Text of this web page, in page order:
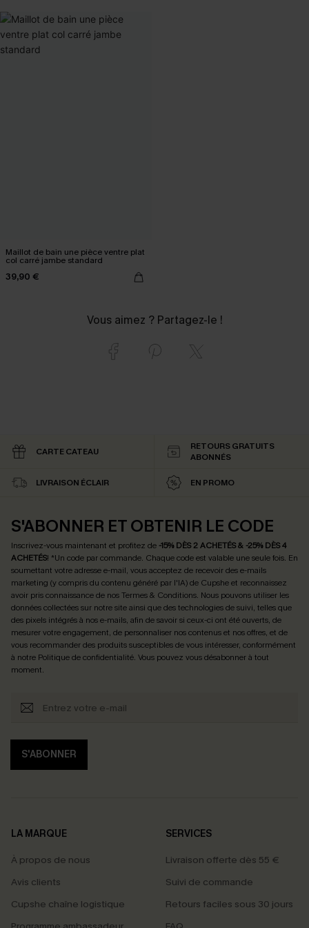
Maillot de bain une pièce ventre plat
col carré jambe standard
39,90 €
Vous aimez ? Partagez-le !
CARTE CATEAU
RETOURS GRATUITS
ABONNÉS
LIVRAISON ÉCLAIR EN PROMO
S'ABONNER ET OBTENIR LE CODE
Inscrivez-vous maintenant et profitez de -15% DÈS 2 ACHETÉS & -25% DÈS 4
ACHETÉS! *Un code par commande. Chaque code est valable une seule fois. En
soumettant votre adresse e-mail, vous acceptez de recevoir des e-mails
marketing (y compris du contenu généré par l'IA) de Cupshe et reconnaissez
avoir pris connaissance de nosTermes & Conditions. Nous pouvons utiliser les
données collectées sur notre site ainsi que des technologies de suivi, telles que
des pixels intégrés à nos e-mails, afin de savoir si ceux-ci ont été ouverts, de
mesurer votre engagement, de personnaliser nos contenus et nos offres, et de
vous recommander des produits susceptibles de vous intéresser, conformément
à notre Politique de confidentialité. Vous pouvez vous désabonner à tout
moment.
S'ABONNER
LA MARQUE
À propos de nous
Avis clients
Cupshe chaîne logistique
SERVICES
Livraison offerte dès 55 €
Suivi de commande
Retours faciles sous 30 jours